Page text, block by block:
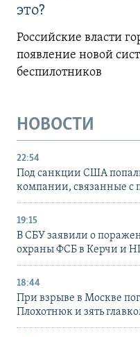
это?
Российские власти
появление новой
беспилотников
НОВОСТИ
22:54
Под санкции США
компании, связанные с
19:15
В СБУ заявили о
охраны ФСБ в Керчи и
18:44
При взрыве в Москве
Плохотнюк и зять